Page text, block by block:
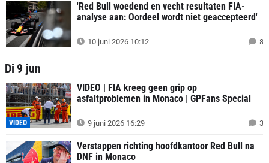
'Red Bull woedend en vecht resultaten FIA-
analyse aan: Oordeel wordt niet geaccepteerd'
10 juni 2026 10:12 8
Di 9 jun
VIDEO
VIDEO | FIA kreeg geen grip op
asfaltproblemen in Monaco | GPFans Special
9 juni 2026 16:29 3
Verstappen richting hoofdkantoor Red Bull na
DNF in Monaco